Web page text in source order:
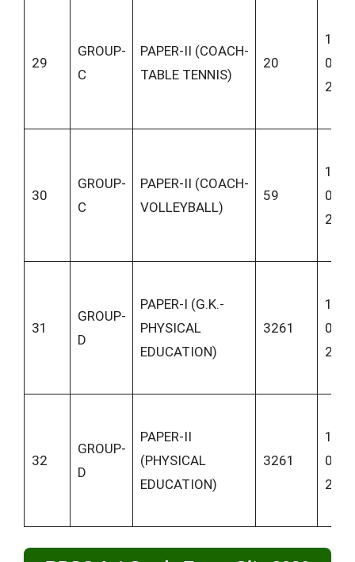
29
GROUP-
C
PAPER-II (COACH-
TABLE TENNIS)
20
10-
06-
30
GROUP-
C
PAPER-II (COACH-
VOLLEYBALL)
59
10-
06-
31
GROUP-
D
PAPER-I (G.K.-
PHYSICAL
EDUCATION)
3261
11-
06-
32
GROUP-
D
PAPER-II
(PHYSICAL
EDUCATION)
3261
11-
06-